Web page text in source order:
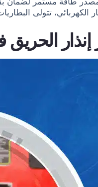
طاقة مستمر لضمان
تتولى